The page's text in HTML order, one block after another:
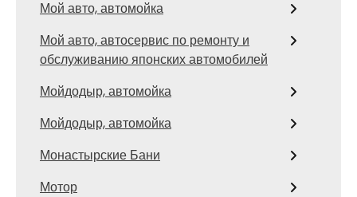
Мой авто, автомойка
Мой авто, автосервис по ремонту и
обслуживанию японских автомобилей
Мойдодыр, автомойка
Мойдодыр, автомойка
Монастырские Бани
Мотор